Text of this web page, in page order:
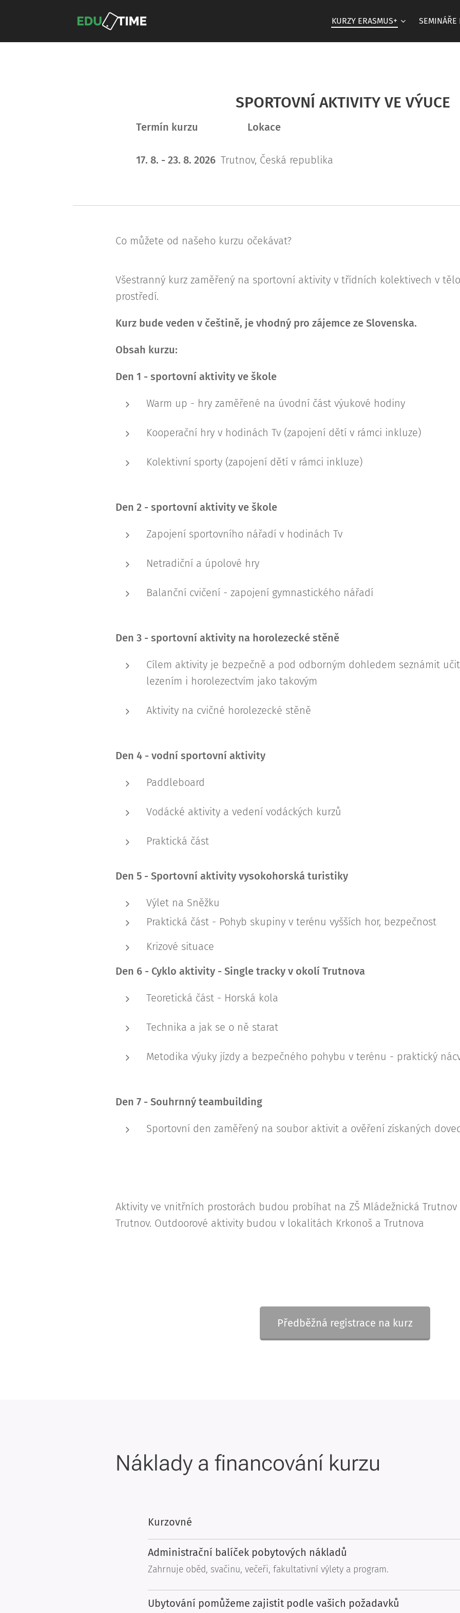
KURZY ERASMUS+ SEMINÁŘE
SPORTOVNÍ AKTIVITY VE VÝUCE
Termín kurzu Lokace
17. 8. - 23. 8. 2026 Trutnov, Česká republika
Co můžete od našeho kurzu očekávat?
Všestranný kurz zaměřený na sportovní aktivity v třídních kolektivech v
prostředí.
Kurz bude veden v češtině, je vhodný pro zájemce ze Slovenska.
Obsah kurzu:
Den 1 - sportovní aktivity ve škole
Warm up - hry zaměřené na úvodní část výukové hodiny
Kooperační hry v hodinách Tv (zapojení dětí v rámci inkluze)
Kolektivní sporty (zapojení dětí v rámci inkluze)
Den 2 - sportovní aktivity ve škole
Zapojení sportovního nářadí v hodinách Tv
Netradiční a úpolové hry
Balanční cvičení - zapojení gymnastického nářadí
Den 3 - sportovní aktivity na horolezecké stěně
Cílem aktivity je bezpečně a pod odborným dohledem seznámit
lezením i horolezectvím jako takovým
Aktivity na cvičné horolezecké stěně
Den 4 - vodní sportovní aktivity
Paddleboard
Vodácké aktivity a vedení vodáckých kurzů
Praktická část
Den 5 - Sportovní aktivity vysokohorská turistiky
Výlet na Sněžku
Praktická část - Pohyb skupiny v terénu vyšších hor, bezpečnost
Krizové situace
Den 6 - Cyklo aktivity - Single tracky v okolí Trutnova
Teoretická část - Horská kola
Technika a jak se o ně starat
Metodika výuky jízdy a bezpečného pohybu v terénu - praktický
Den 7 - Souhrnný teambuilding
Sportovní den zaměřený na soubor aktivit a ověření získaných
Aktivity ve vnitřních prostorách budou probíhat na ZŠ Mládežnická Trutnov
Trutnov. Outdoorové aktivity budou v lokalitách Krkonoš a Trutnova
Předběžná registrace na kurz
Náklady a financování kurzu
Kurzovné
Administrační balíček pobytových nákladů
Zahrnuje oběd, svačinu, večeři, fakultativní výlety a program.
Ubytování pomůžeme zajistit podle vašich požadavků